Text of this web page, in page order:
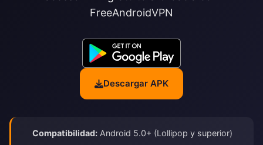
FreeAndroidVPN
Descargar APK
Compatibilidad: Android 5.0+ (Lollipop y superior)